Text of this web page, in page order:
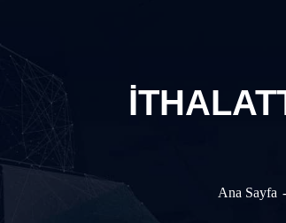
Ana Sayfa